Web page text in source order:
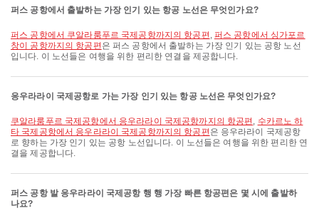
퍼스 공항에서 출발하는 가장 인기 있는 항공 노선은 무엇인가요?
퍼스 공항에서 쿠알라룸푸르 국제공항까지의 항공편 , 퍼스 공항에서 싱가포르
창이 공항까지의 항공편 은 퍼스 공항에서 출발하는 가장 인기 있는 공항 노선
입니다. 이 노선들은 여행을 위한 편리한 연결을 제공합니다.
응우라라이 국제공항로 가는 가장 인기 있는 항공 노선은 무엇인가요?
쿠알라룸푸르 국제공항에서 응우라라이 국제공항까지의 항공편 , 수카르노 하
타 국제공항에서 응우라라이 국제공항까지의 항공편 은 응우라라이 국제공항
로 향하는 가장 인기 있는 공항 노선입니다. 이 노선들은 여행을 위한 편리한 연
결을 제공합니다.
퍼스 공항 발 응우라라이 국제공항 행 행 가장 빠른 항공편은 몇 시에 출발하
나요?